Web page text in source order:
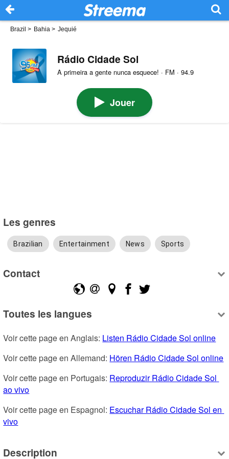
Brazil > Bahia > Jequié
Rádio Cidade Sol
A primeira a gente nunca esquece! · FM · 94.9
Jouer
Les genres
Brazilian Entertainment News Sports
Contact
Toutes les langues
Voir cette page en Anglais: Listen Rádio Cidade Sol online
Voir cette page en Allemand: Hören Rádio Cidade Sol online
Voir cette page en Portugais: Reproduzir Rádio Cidade Sol
ao vivo
Voir cette page en Espagnol: Escuchar Rádio Cidade Sol en
vivo
Description